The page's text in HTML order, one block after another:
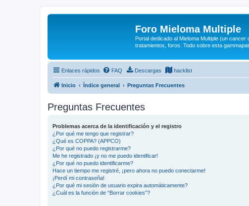
Foro Mieloma Multiple
Portal dedicado al Mieloma Multiple (un
tratamientos, foros. Todo sobre esta
Enlaces rápidos FAQ Descargas hacklist
Inicio Índice general Preguntas Frecuentes
Preguntas Frecuentes
Problemas acerca de la identificación y el registro
¿Por qué me tengo que registrar?
¿Qué es COPPA? (APPCO)
¿Por qué no puedo registrarme?
Me he registrado ¡y no me puedo identificar!
¿Por qué no puedo identificarme?
Hace un tiempo me registré, ¡pero ahora no puedo conectarme!
¡Perdí mi contraseña!
¿Por qué mi sesión de usuario expira automáticamente?
¿Cuál es la función de “Borrar cookies”?